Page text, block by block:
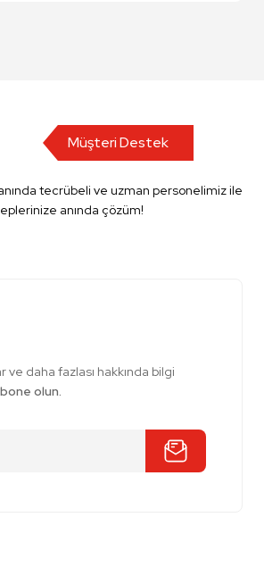
Müşteri Destek
tecrübeli ve uzman personelimiz ile
anında çözüm!
ve daha fazlası hakkında bilgi
olun.